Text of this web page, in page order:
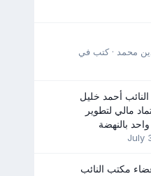
محمد · كتب في
أحمد خليل
مالي لتطوير
بالنهضة
July
مكتب النائب